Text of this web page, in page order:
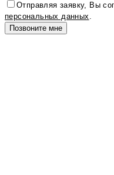
Отправляя заявку, Вы
персональных данных.